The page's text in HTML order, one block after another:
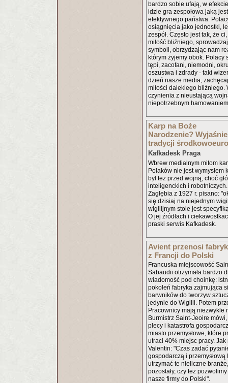
bardzo sobie ufają, w
idzie gra zespołowa jaką
efektywnego państwa.
osiągnięcia jako jednostki,
zespół. Często jest tak, że
miłość bliźniego,
symboli, obrzydzając nam
którym żyjemy obok. Polacy
tępi, zacofani, niemodni,
oszustwa i zdrady - taki
dzień nasze media,
miłości dalekiego bliźniego.
czynienia z nieustającą
niepotrzebnym
Karp na Boże
Narodzenie?
tradycji
Kafkadesk Praga
Wbrew medialnym mitom
Polaków nie jest wymysłem
był też przed wojną, choć
inteligenckich i
Zagłębia z 1927 r. pisano:
się dzisiaj na niejednym
wigilijnym stole jest
O jej źródłach i
praski serwis Kafkadesk.
Avient przenosi
z Francji do Polski
Francuska miejscowość
Sabaudii otrzymała bardzo
wiadomość pod choinkę:
pokoleń fabryka zajmująca
barwników do tworzyw
jedynie do Wigilii. Potem
Pracownicy mają niezwykle
Burmistrz Saint-Jeoire
plecy i katastrofa
miasto przemysłowe, które
utraci 40% miejsc pracy. Jak
Valentin: "Czas zadać
gospodarczą i przemysłową
utrzymać te nieliczne
pozostały, czy też
nasze firmy do Polski".